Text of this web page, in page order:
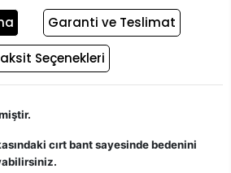
Garanti ve Teslimat
Seçenekleri
cırt bant sayesinde bedenini